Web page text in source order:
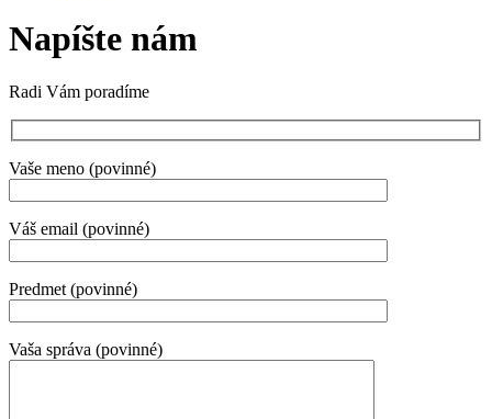
Napíšte nám
Radi Vám poradíme
Vaše meno (povinné)
Váš email (povinné)
Predmet (povinné)
Vaša správa (povinné)